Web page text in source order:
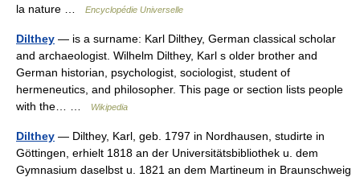
la nature …
Encyclopédie Universelle
Dilthey — is a surname: Karl Dilthey, German classical scholar
and archaeologist. Wilhelm Dilthey, Karl s older brother and
German historian, psychologist, sociologist, student of
hermeneutics, and philosopher. This page or section lists people
with the… …
Wikipedia
Dilthey — Dilthey, Karl, geb. 1797 in Nordhausen, studirte in
Göttingen, erhielt 1818 an der Universitätsbibliothek u. dem
Gymnasium daselbst u. 1821 an dem Martineum in Braunschweig